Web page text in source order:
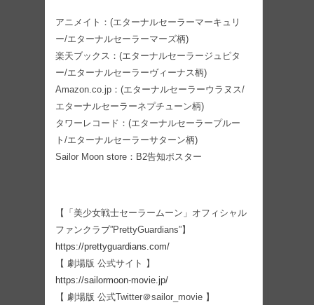
アニメイト：(エターナルセーラーマーキュリ
ー/エターナルセーラーマーズ柄)
楽天ブックス：(エターナルセーラージュピタ
ー/エターナルセーラーヴィーナス柄)
Amazon.co.jp：(エターナルセーラーウラヌス/
エターナルセーラーネプチューン柄)
タワーレコード：(エターナルセーラープルー
ト/エターナルセーラーサターン柄)
Sailor Moon store：B2告知ポスター
【「美少女戦士セーラームーン」オフィシャル
ファンクラブ”PrettyGuardians”】
https://prettyguardians.com/
【 劇場版 公式サイト 】
https://sailormoon-movie.jp/
【 劇場版 公式Twitter＠sailor_movie 】